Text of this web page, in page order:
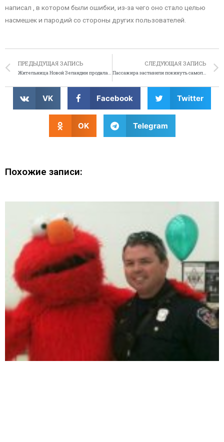
написал , в котором были ошибки, из-за чего оно стало целью
насмешек и пародий со стороны других пользователей.
ПРЕДЫДУЩАЯ ЗАПИСЬ
Жительница Новой Зеландии продала с молотка депрессию
СЛЕДУЮЩАЯ ЗАПИСЬ
Пассажира заставили покинуть самолёт за дискриминацию
VK Facebook Twitter
OK Telegram
Похожие записи: